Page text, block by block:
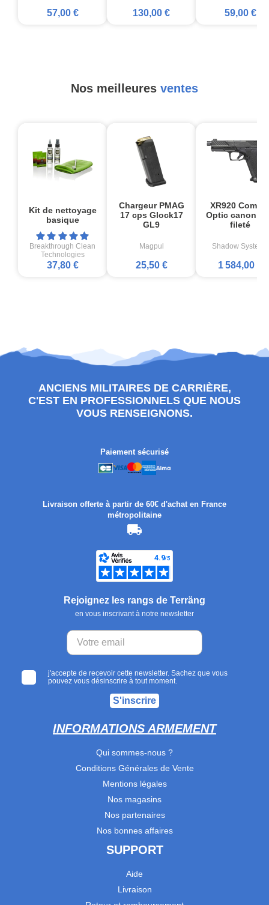
57,00 € 130,00 € 59,00 €
Nos meilleures ventes
Kit de nettoyage
basique
Breakthrough Clean
Technologies
37,80 €
Chargeur PMAG
17 cps Glock17
GL9
Magpul
25,50 €
XR920
Optic canon
fileté
Shadow Systems
1 584,00 €
ANCIENS MILITAIRES DE CARRIÈRE,
C'EST EN PROFESSIONNELS QUE NOUS
VOUS RENSEIGNONS.
Paiement sécurisé
Livraison offerte à partir de 60€ d'achat en France
métropolitaine
Rejoignez les rangs de Terräng
en vous inscrivant à notre newsletter
j'accepte de recevoir cette newsletter. Sachez que vous
pouvez vous désinscrire à tout moment.
S'inscrire
INFORMATIONS ARMEMENT
Qui sommes-nous ?
Conditions Générales de Vente
Mentions légales
Nos magasins
Nos partenaires
Nos bonnes affaires
SUPPORT
Aide
Livraison